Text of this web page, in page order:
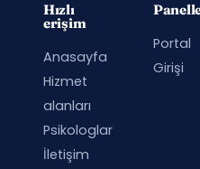
Hızlı
erişim
Anasayfa
Hizmet
alanları
Psikologlar
İletişim
Portal
Girişi